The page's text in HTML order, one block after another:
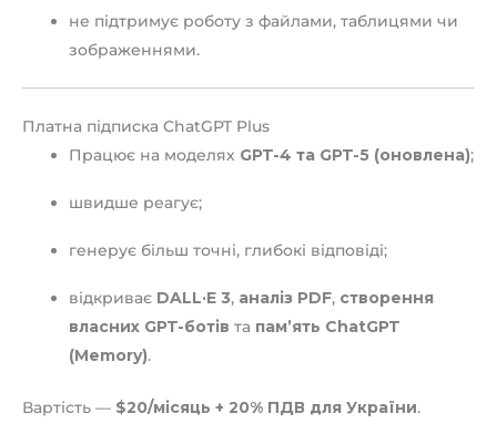
не підтримує роботу з файлами, таблицями чи
зображеннями.
Платна підписка ChatGPT Plus
Працює на моделях GPT-4 та GPT-5 (оновлена);
швидше реагує;
генерує більш точні, глибокі відповіді;
відкриває DALL·E 3, аналіз PDF, створення
власних GPT-ботів та пам’ять ChatGPT
(Memory).
Вартість — $20/місяць + 20% ПДВ для України.